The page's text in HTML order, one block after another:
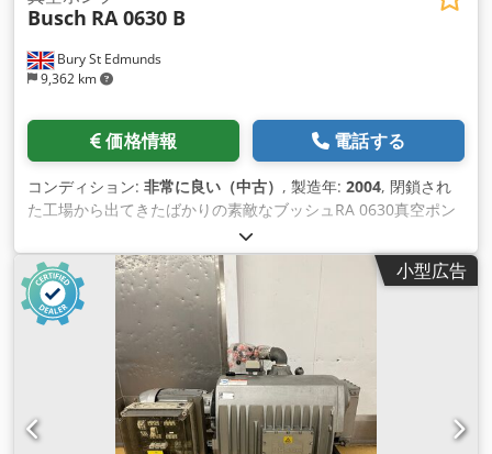
Bury St Edmunds
9,362 km
Busch RA 0630 B
価格情報 電話する
コンディション: 非常に良い（中古） , 製造年: 2004, 閉鎖され
た工場から出てきたばかりの素敵なブッシュRA 0630真空ポン
プ。ステンレス製の台座にマウントされ、コントロールパネル
が取り付けられています。2004年製よりはるかに新しい。
Chodpfoi Exf Aex Agpsa
小型広告